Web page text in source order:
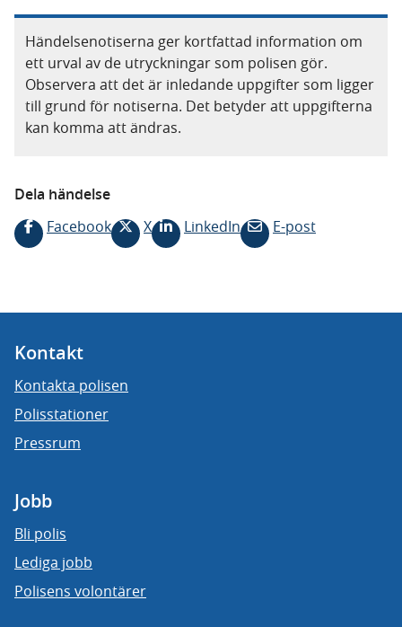
Händelsenotiserna ger kortfattad information om
ett urval av de utryckningar som polisen gör.
Observera att det är inledande uppgifter som ligger
till grund för notiserna. Det betyder att uppgifterna
kan komma att ändras.
Dela händelse
Facebook
X LinkedIn E-post
Kontakt
Kontakta polisen
Polisstationer
Pressrum
Jobb
Bli polis
Lediga jobb
Polisens volontärer